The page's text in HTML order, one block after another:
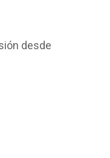
desde